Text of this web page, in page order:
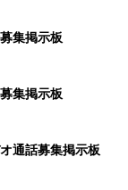
集掲示板
集掲示板
通話募集掲示板